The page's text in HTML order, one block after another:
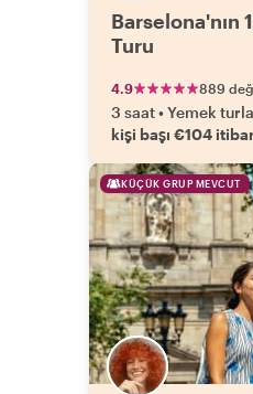
Barselona'nın
Turu
4.9 889
3 saat•Yemek
kişi başı €104
KÜÇÜK GRUP MEVCUT